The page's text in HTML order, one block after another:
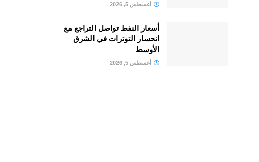
أغسطس 5, 2026
أسعار النفط تواصل التراجع مع
انحسار التوترات في الشرق
الأوسط
أغسطس 5, 2026